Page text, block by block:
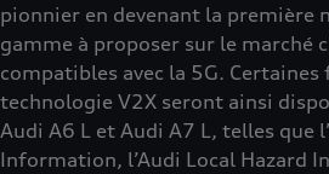
pionnier en devenant la première
gamme à proposer sur le marché
compatibles avec la 5G.
technologie V2X seront ainsi
Audi A6 L et Audi A7 L, telles que
Information, l’Audi Local Hazard